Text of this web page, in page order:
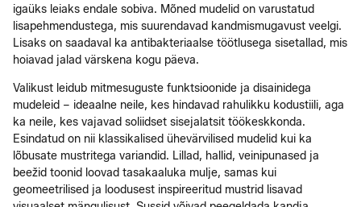
igaüks leiaks endale sobiva. Mõned mudelid on varustatud
lisapehmendustega, mis suurendavad kandmismugavust veelgi.
Lisaks on saadaval ka antibakteriaalse töötlusega sisetallad, mis
hoiavad jalad värskena kogu päeva.
Valikust leidub mitmesuguste funktsioonide ja disainidega
mudeleid – ideaalne neile, kes hindavad rahulikku kodustiili, aga
ka neile, kes vajavad soliidset sisejalatsit töökeskkonda.
Esindatud on nii klassikalised ühevärvilised mudelid kui ka
lõbusate mustritega variandid. Lillad, hallid, veinipunased ja
beežid toonid loovad tasakaaluka mulje, samas kui
geomeetrilised ja loodusest inspireeritud mustrid lisavad